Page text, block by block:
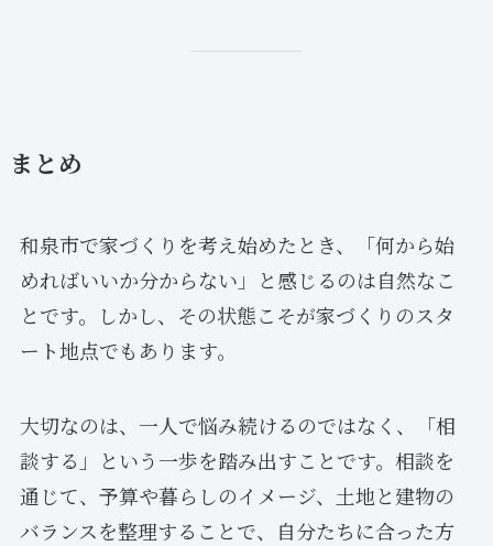
まとめ
和泉市で家づくりを考え始めたとき、「何から始
めればいいか分からない」と感じるのは自然なこ
とです。しかし、その状態こそが家づくりのスタ
ート地点でもあります。
大切なのは、一人で悩み続けるのではなく、「相
談する」という一歩を踏み出すことです。相談を
通じて、予算や暮らしのイメージ、土地と建物の
バランスを整理することで、自分たちに合った方